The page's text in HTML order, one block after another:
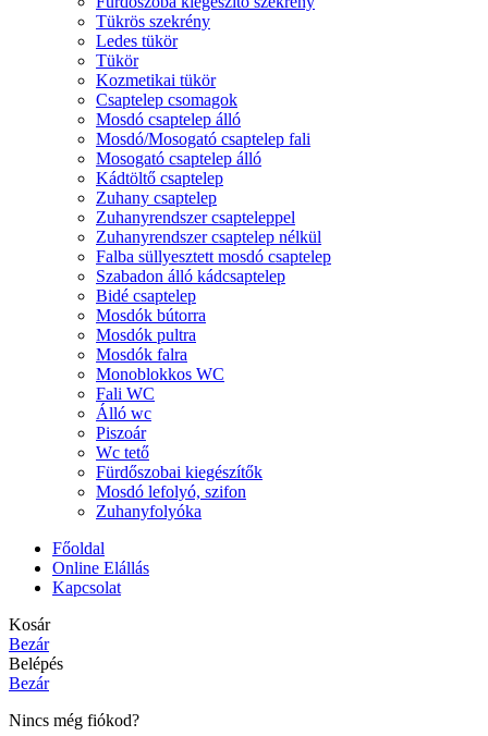
Tükrös szekrény
Ledes tükör
Tükör
Kozmetikai tükör
Csaptelep csomagok
Mosdó csaptelep álló
Mosdó/Mosogató csaptelep fali
Mosogató csaptelep álló
Kádtöltő csaptelep
Zuhany csaptelep
Zuhanyrendszer csapteleppel
Zuhanyrendszer csaptelep nélkül
Falba süllyesztett mosdó csaptelep
Szabadon álló kádcsaptelep
Bidé csaptelep
Mosdók bútorra
Mosdók pultra
Mosdók falra
Monoblokkos WC
Fali WC
Álló wc
Piszoár
Wc tető
Fürdőszobai kiegészítők
Mosdó lefolyó, szifon
Zuhanyfolyóka
Főoldal
Online Elállás
Kapcsolat
Kosár
Bezár
Belépés
Bezár
Nincs még fiókod?